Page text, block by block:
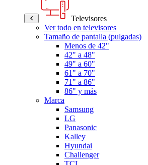
Televisores
Ver todo en televisores
Tamaño de pantalla (pulgadas)
Menos de 42"
42" a 48"
49" a 60"
61" a 70"
71" a 86"
86" y más
Marca
Samsung
LG
Panasonic
Kalley
Hyundai
Challenger